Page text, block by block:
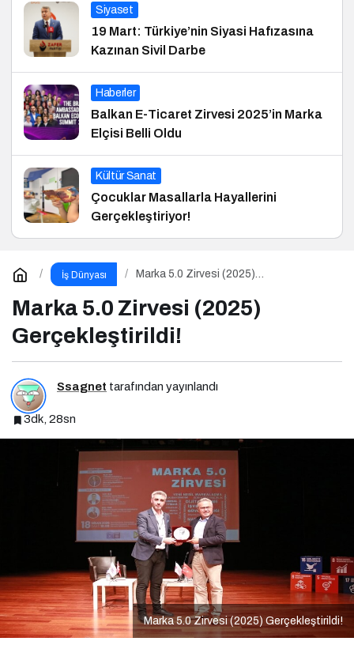
Siyaset
19 Mart: Türkiye’nin Siyasi Hafızasına
Kazınan Sivil Darbe
Haberler
Balkan E-Ticaret Zirvesi 2025’in Marka
Elçisi Belli Oldu
Kültür Sanat
Çocuklar Masallarla Hayallerini
Gerçekleştiriyor!
İş Dünyası
Marka 5.0 Zirvesi (2025)
Marka 5.0 Zirvesi (2025)
Gerçekleştirildi!
Ssagnet tarafından yayınlandı
3dk, 28sn
Marka 5.0 Zirvesi (2025) Gerçekleştirildi!